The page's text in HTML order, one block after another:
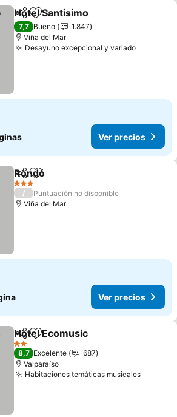
CompartirAgregar a favoritos
Hotel Santisimo
7,7 Bueno
1.847
Viña del Mar
Desayuno excepcional y variadoVer
Ver precios
CompartirAgregar a favoritos
Rondó
3 Estrellas
/
Puntuación no disponible
Viña del Mar
Ver precios
CompartirAgregar a favoritos
Hotel Ecomusic
2 Estrellas
8,7 Excelente
687
Valparaíso
Habitaciones temáticas musicalesVer